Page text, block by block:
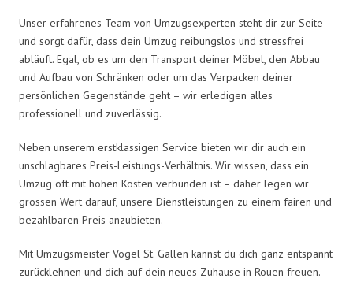
Unser erfahrenes Team von Umzugsexperten steht dir zur Seite
und sorgt dafür, dass dein Umzug reibungslos und stressfrei
abläuft. Egal, ob es um den Transport deiner Möbel, den Abbau
und Aufbau von Schränken oder um das Verpacken deiner
persönlichen Gegenstände geht – wir erledigen alles
professionell und zuverlässig.
Neben unserem erstklassigen Service bieten wir dir auch ein
unschlagbares Preis-Leistungs-Verhältnis. Wir wissen, dass ein
Umzug oft mit hohen Kosten verbunden ist – daher legen wir
grossen Wert darauf, unsere Dienstleistungen zu einem fairen und
bezahlbaren Preis anzubieten.
Mit Umzugsmeister Vogel St. Gallen kannst du dich ganz entspannt
zurücklehnen und dich auf dein neues Zuhause in Rouen freuen.